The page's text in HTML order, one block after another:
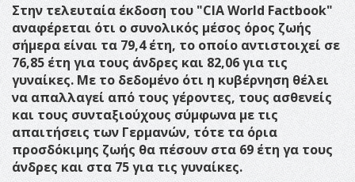
Στην τελευταία έκδοση του"CIA World Factbook"
αναφέρεται ότι ο συνολικός μέσος όρος ζωής
σήμερα είναι τα 79,4 έτη, το οποίο αντιστοιχεί σε
76,85 έτη για τους άνδρες και 82,06 για τις
γυναίκες.Με το δεδομένο ότι η κυβέρνηση θέλει
να απαλλαγεί από τους γέροντες, τους ασθενείς
και τους συνταξιούχους σύμφωνα με τις
απαιτήσεις των Γερμανών, τότε τα όρια
προσδόκιμης ζωής θα πέσουν στα 69 έτη γα τους
άνδρες και στα 75 για τις γυναίκες.